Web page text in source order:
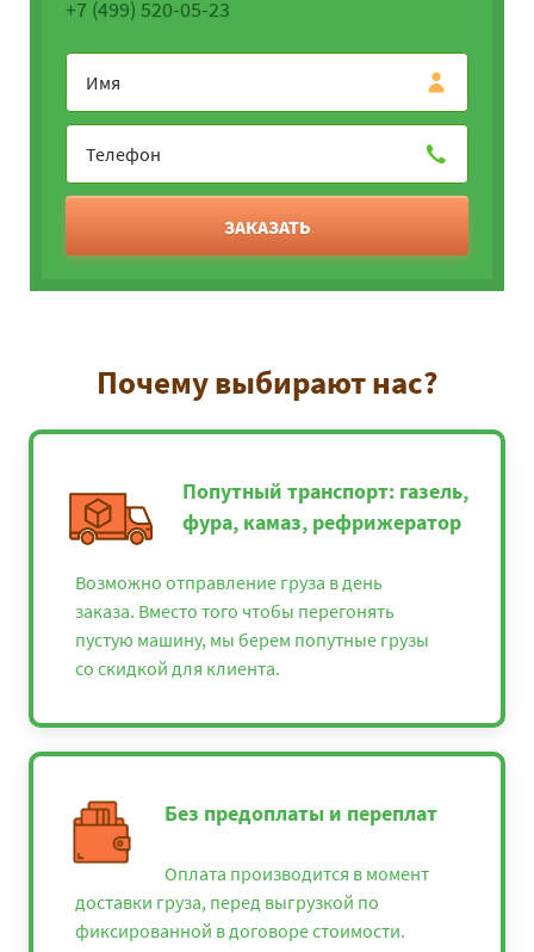
+7 (499) 520-05-23
ЗАКАЗАТЬ
Почему выбирают нас?
Попутный транспорт: газель,
фура, камаз, рефрижератор
Возможно отправление груза в день
заказа. Вместо того чтобы перегонять
пустую машину, мы берем попутные грузы
со скидкой для клиента.
Без предоплаты и переплат
Оплата производится в момент
доставки груза, перед выгрузкой по
фиксированной в договоре стоимости.